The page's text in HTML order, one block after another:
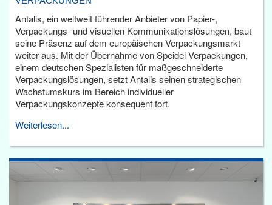
Antalis, ein weltweit führender Anbieter von Papier-,
Verpackungs- und visuellen Kommunikationslösungen, baut
seine Präsenz auf dem europäischen Verpackungsmarkt
weiter aus. Mit der Übernahme von Speidel Verpackungen,
einem deutschen Spezialisten für maßgeschneiderte
Verpackungslösungen, setzt Antalis seinen strategischen
Wachstumskurs im Bereich individueller
Verpackungskonzepte konsequent fort.
Weiterlesen...